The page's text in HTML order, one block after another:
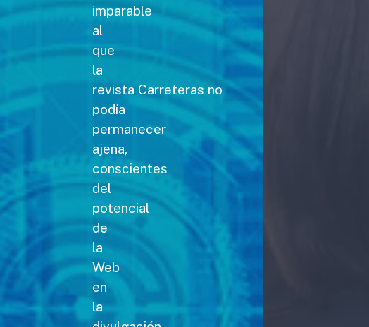
imparable
al
que
la
revista Carreteras no
podía
permanecer
ajena,
conscientes
del
potencial
de
la
Web
en
la